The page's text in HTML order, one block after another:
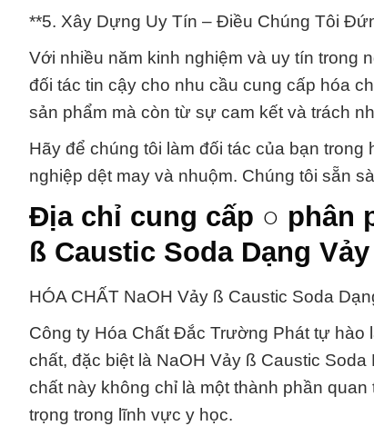
**5. Xây Dựng Uy Tín – Điều Chúng Tôi
Với nhiều năm kinh nghiệm và uy tín trong
đối tác tin cậy cho nhu cầu cung cấp hóa
sản phẩm mà còn từ sự cam kết và trách
Hãy để chúng tôi làm đối tác của bạn
nghiệp dệt may và nhuộm. Chúng tôi sẵn
Địa chỉ cung cấp ○ phân
ß Caustic Soda Dạng Vảy
HÓA CHẤT NaOH Vảy ß Caustic Soda
Công ty Hóa Chất Đắc Trường Phát tự
chất, đặc biệt là NaOH Vảy ß Caustic
chất này không chỉ là một thành phần
trọng trong lĩnh vực y học.